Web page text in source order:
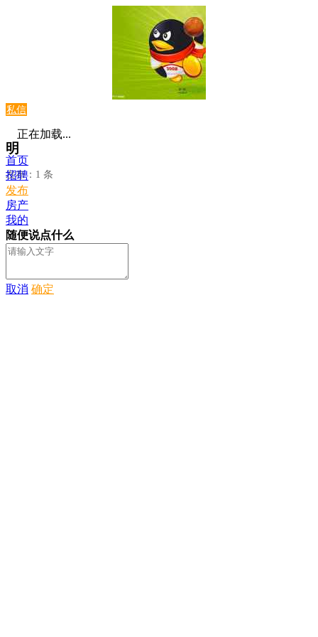
私信
明
发布：1 条
正在加载...
首页
招聘
发布
房产
我的
随便说点什么
取消 确定